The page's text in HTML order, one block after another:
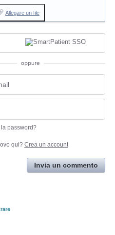
Allegare un file
oppure
password?
qui? Crea un account
Invia un commento